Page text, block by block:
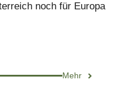
noch für Europa
Mehr